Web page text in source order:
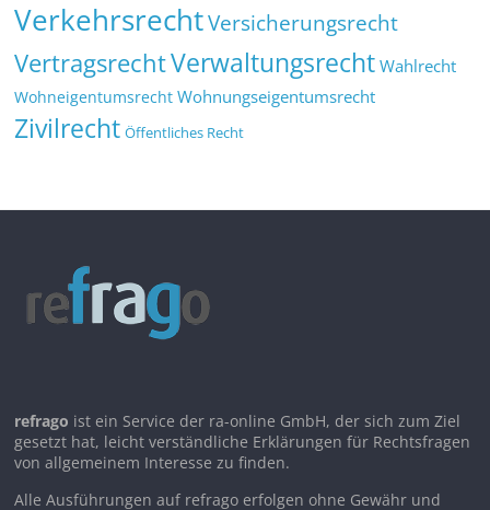
VerkehrsrechtVersicherungsrecht
VertragsrechtVerwaltungsrecht Wahlrecht
Wohneigentumsrecht Wohnungseigentumsrecht
Zivilrecht Öffentliches Recht
refrago ist ein Service der ra-online GmbH, der sich zum Ziel
gesetzt hat, leicht verständliche Erklärungen für Rechtsfragen
von allgemeinem Interesse zu finden.
Alle Ausführungen auf refrago erfolgen ohne Gewähr und